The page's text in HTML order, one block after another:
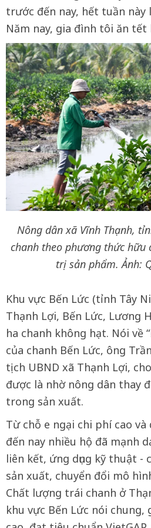
trước đến nay, hết tuần này
Năm nay, gia đình tôi ăn tết
Nông dân xã Vĩnh Thạnh,
chanh theo phương thức hữu
trị sản phẩm. Ảnh:
Khu vực Bến Lức (tỉnh Tây
Thạnh Lợi, Bến Lức, Lương
ha chanh không hạt. Nói về
của chanh Bến Lức, ông
tịch UBND xã Thạnh Lợi,
được là nhờ nông dân thay
trong sản xuất.
Từ chỗ e ngại chi phí cao
đến nay nhiều hộ đã mạnh
liên kết, ứng dụng kỹ thuật -
sản xuất, chuyển đổi mô
Chất lượng trái chanh ở
khu vực Bến Lức nói chung,